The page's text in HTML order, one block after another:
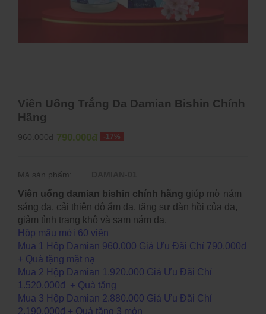
Viên Uống Trắng Da Damian Bishin Chính
Hãng
960.000đ 790.000đ -17%
Mã sản phẩm:
Viên uống damian bishin chính hãng giúp mờ nám
sáng da, cải thiện độ ẩm da, tăng sự đàn hồi của da,
giảm tình trạng khô và sạm nám da.
Hộp mãu mới 60 viên
Mua 1 Hộp Damian 960.000 Giá Ưu Đãi Chỉ 790.000đ
+ Quà tặng mặt nạ
Mua 2 Hộp Damian 1.920.000 Giá Ưu Đãi Chỉ
1.520.000đ + Quà tặng
Mua 3 Hộp Damian 2.880.000 Giá Ưu Đãi Chỉ
2.190.000đ + Quà tặng 3 món